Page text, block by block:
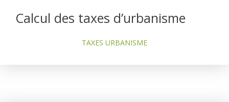
Calcul des taxes d’urbanisme
TAXES URBANISME